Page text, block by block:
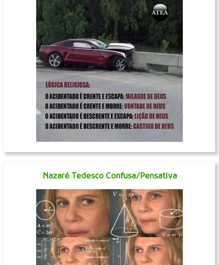
Nazaré Tedesco Confusa/Pensativa